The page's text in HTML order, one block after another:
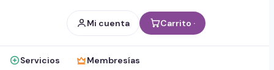
Mi cuenta Carrito ·
Servicios Membresías